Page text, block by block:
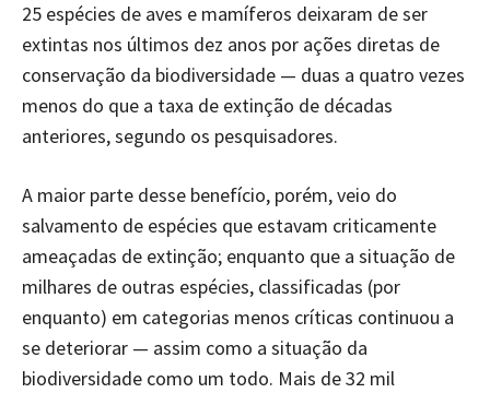
25 espécies de aves e mamíferos deixaram de ser
extintas nos últimos dez anos por ações diretas de
conservação da biodiversidade — duas a quatro vezes
menos do que a taxa de extinção de décadas
anteriores, segundo os pesquisadores.
A maior parte desse benefício, porém, veio do
salvamento de espécies que estavam criticamente
ameaçadas de extinção; enquanto que a situação de
milhares de outras espécies, classificadas (por
enquanto) em categorias menos críticas continuou a
se deteriorar — assim como a situação da
biodiversidade como um todo. Mais de 32 mil